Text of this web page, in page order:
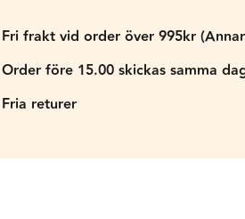
Fri frakt vid order över 995kr
Order före 15.00 skickas samma
Fria returer